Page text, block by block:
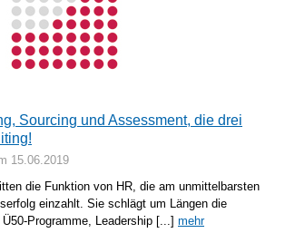
Sourcing und Assessment, die drei
15.06.2019
die Funktion von HR, die am unmittelbarsten
einzahlt. Sie schlägt um Längen die
Programme, Leadership [...] mehr